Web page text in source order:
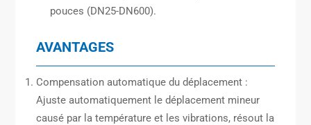
pouces (DN25-DN600).
AVANTAGES
Compensation automatique du déplacement :
Ajuste automatiquement le déplacement mineur
causé par la température et les vibrations, résout la